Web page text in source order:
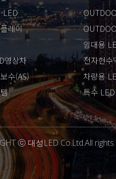
LED
레이
영상차
수(AS)
임대용
전자현수
차량용
특수 LED
ⓒ 대성LED Co.Ltd.All